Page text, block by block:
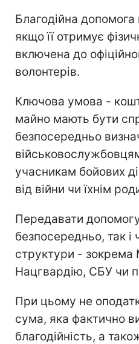
Благодійна
якщо її отримує
включена до
волонтерів.
Ключова умова -
майно мають бути
безпосередньо
учасникам бойових
від війни чи їхнім
Передавати
безпосередньо, так і
структури - зокрема
Нацгвардію, СБУ чи
При цьому не
сума, яка фактично
благодійність, а